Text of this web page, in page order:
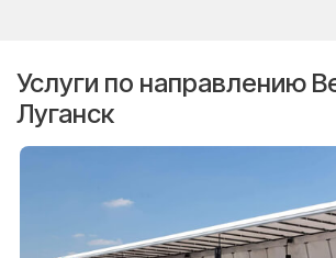
Услуги по направлению
Луганск